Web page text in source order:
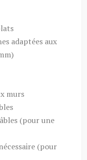
adaptées aux
murs
(pour une
(pour